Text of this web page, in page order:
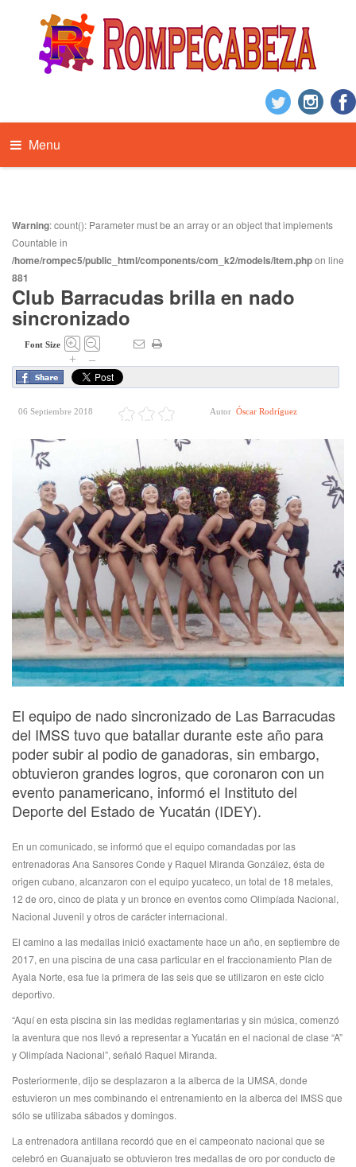
Menu
Warning: count(): Parameter must be an array or an object that implements
Countable in
/home/rompec5/public_html/components/com_k2/models/item.phpon line
881
Club Barracudas brilla en nado
sincronizado
Font Size
+ –
06 Septiembre 2018 Autor Óscar Rodríguez
El equipo de nado sincronizado de Las Barracudas
del IMSS tuvo que batallar durante este año para
poder subir al podio de ganadoras, sin embargo,
obtuvieron grandes logros, que coronaron con un
evento panamericano, informó el Instituto del
Deporte del Estado de Yucatán (IDEY).
En un comunicado, se informó que el equipo comandadas por las
entrenadoras Ana Sansores Conde y Raquel Miranda González, ésta de
origen cubano, alcanzaron con el equipo yucateco, un total de 18 metales,
12 de oro, cinco de plata y un bronce en eventos como Olimpíada Nacional,
Nacional Juvenil y otros de carácter internacional.
El camino a las medallas inició exactamente hace un año, en septiembre de
2017, en una piscina de una casa particular en el fraccionamiento Plan de
Ayala Norte, esa fue la primera de las seis que se utilizaron en este ciclo
deportivo.
“Aquí en esta piscina sin las medidas reglamentarias y sin música, comenzó
la aventura que nos llevó a representar a Yucatán en el nacional de clase “A”
y Olimpíada Nacional”, señaló Raquel Miranda.
Posteriormente, dijo se desplazaron a la alberca de la UMSA, donde
estuvieron un mes combinando el entrenamiento en la alberca del IMSS que
sólo se utilizaba sábados y domingos.
La entrenadora antillana recordó que en el campeonato nacional que se
celebró en Guanajuato se obtuvieron tres medallas de oro por conducto de